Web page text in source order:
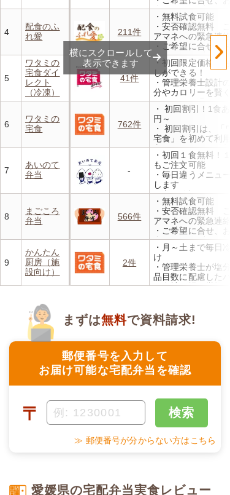
食、アレルギーに無
・1回だけ、1食だ
もOK
4
配食のふ
れ愛
211件
・無料試食可能
・安否確認無料 ご
アマネへの緊急連絡
・ご希望に合せ、
食、アレルギーに無
・1回だけ、1食だ
もOK
5
ワタミの
宅食ダイ
レクト
（冷凍）
41件
・初回限定価格で
しができる！
・管理栄養士設計
分やカロリーを賢く
・レンジで温めるだ
使わず安全で片付
・豊富な献立で毎
飽きることなく楽
6
ワタミの
宅食
762件
・ 初回割引！1食
円～
・ 初回割引は、「
宅食」を初めて利用
方、または6か月以
お休みされている
なります。※「好い
ず」「好い日の御
外
・香り、風味、食
るよう冷蔵でお届け
・日替わりの献立
らご利用可能
7
あいのて
弁当
-
・初回１食無料！
もご注文可能
・毎日違うメニュ
します
・安否確認あり、
の個別対応をいたし
・ご契約不要！前
までにお電話で即対
8
まごころ
弁当
566件
・無料試食可能
・安否確認無料 ご
アマネへの緊急連絡
・ご希望に合せ、
食、アレルギーに無
・1回だけ、1食だ
もOK
9
かんたん
厨房（施
設向け）
2件
・月～土まで毎日
け
・管理栄養士が塩
品目数に配慮した
・自社工場で厳格
減を実現！温める
横にスクロールして
表示できます
郵便番号を入力して
お届け可能な宅配弁当を確認
まずは無料で資料請求!
〒 検索
≫ 郵便番号が分からない方はこちら
愛媛県の宅配弁当実食レビュー